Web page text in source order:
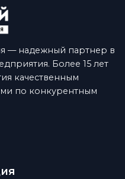
— надежный партнер в
Более 15 лет
качественным
по конкурентным